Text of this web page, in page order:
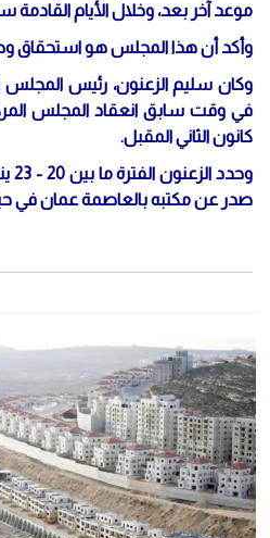
موعد آخر بعد، وخلال الأيام القادمة
وأكد أن هذا المجلس هو استحقاق
وكان سليم الزعنون، رئيس
في وقت سابق انعقاد المجلس
كانون الثاني المقبل.
صدر عن مكتبه بالعاصمة عمان في